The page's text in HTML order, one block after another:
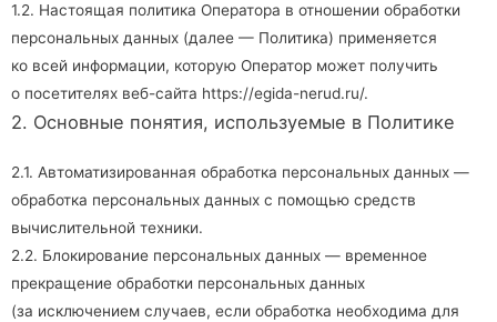
1.2. Настоящая политика Оператора в отношении обработки
персональных данных (далее — Политика) применяется
ко всей информации, которую Оператор может получить
о посетителях веб-сайта https://egida-nerud.ru/.
2. Основные понятия, используемые в Политике
2.1. Автоматизированная обработка персональных данных —
обработка персональных данных с помощью средств
вычислительной техники.
2.2. Блокирование персональных данных — временное
прекращение обработки персональных данных
(за исключением случаев, если обработка необходима для